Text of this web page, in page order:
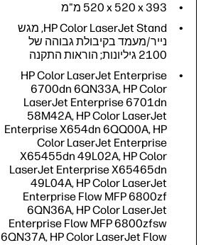
‎520 x 520 x 393 מ"מ
HP Color LaserJet Stand, מגש
נייר/מעמד בקיבולת גבוהה של
2100 גיליונות; הוראות התקנה
HP Color LaserJet Enterprise
6700dn 6QN33A, HP Color
LaserJet Enterprise 6701dn
58M42A, HP Color LaserJet
Enterprise X654dn 6QQ00A, HP
Color LaserJet Enterprise
X65455dn 49L02A, HP Color
LaserJet Enterprise X65465dn
49L04A, HP Color LaserJet
Enterprise Flow MFP 6800zf
6QN36A, HP Color LaserJet
Enterprise Flow MFP 6800zfsw
6QN37A, HP Color LaserJet Flow